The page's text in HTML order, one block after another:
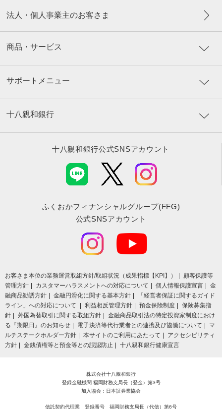
法人・個人事業主のお客さま
商品・サービス
サポートメニュー
十八親和銀行
十八親和銀行公式SNSアカウント
ふくおかフィナンシャルグループ(FFG)
公式SNSアカウント
お客さま本位の業務運営取組⽅針/取組状況（成果指標【KPI】）
顧客保護等
管理方針
カスタマーハラスメントへの対応について 個人情報保護宣言
金
融商品勧誘方針
金融円滑化に関する基本方針
「経営者保証に関するガイド
ライン」への対応について
利益相反管理方針 預金保険制度
保険募集指
針
外国為替取引に関する取組方針
金融商品取引法の特定投資家制度におけ
る『期限日』のお知らせ
電子決済等代行業者との連携及び協働について
マ
ルチステークホルダー方針
本サイトのご利用にあたって
アクセシビリティ
方針
金銭債権等と預金等との誤認防止 十八親和銀行健康宣言
株式会社十八親和銀行
登録金融機関 福岡財務支局長（登金）第3号
加入協会：日本証券業協会
信託契約代理業 登録番号 福岡財務支局長（代信）第6号